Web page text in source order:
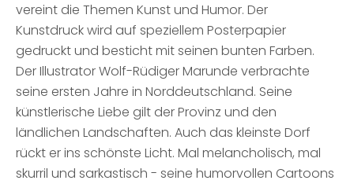
vereint die Themen Kunst und Humor. Der
Kunstdruck wird auf speziellem Posterpapier
gedruckt und besticht mit seinen bunten Farben.
Der Illustrator Wolf-Rüdiger Marunde verbrachte
seine ersten Jahre in Norddeutschland. Seine
künstlerische Liebe gilt der Provinz und den
ländlichen Landschaften. Auch das kleinste Dorf
rückt er ins schönste Licht. Mal melancholisch, mal
skurril und sarkastisch - seine humorvollen Cartoons